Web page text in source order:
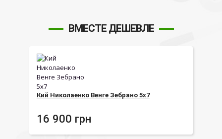
ВМЕСТЕ ДЕШЕВЛЕ
Кий Николаенко Венге Зебрано 5х7
16 900 грн